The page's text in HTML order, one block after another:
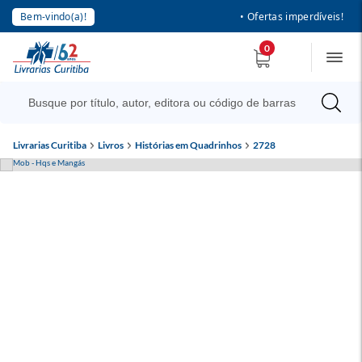
Bem-vindo(a)! • Ofertas imperdíveis!
0
Livrarias Curitiba Livros Histórias em Quadrinhos 2728